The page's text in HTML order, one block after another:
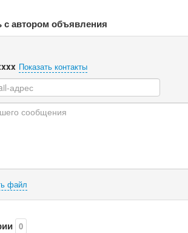
с автором объявления
Показать контакты
файл
0